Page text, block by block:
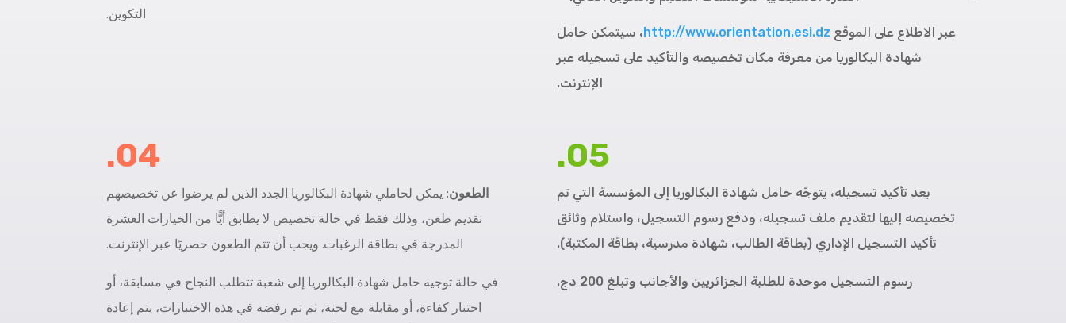
التكوين.
عبر الاطلاع على الموقع http://www.orientation.esi.dz ، سيتمكن حامل
شهادة البكالوريا من معرفة مكان تخصيصه والتأكيد على تسجيله عبر
الإنترنت.
04.
الطعون: يمكن لحاملي شهادة البكالوريا الجدد الذين لم يرضوا عن تخصيصهم
تقديم طعن، وذلك فقط في حالة تخصيص لا يطابق أيًّا من الخيارات العشرة
المدرجة في بطاقة الرغبات. ويجب أن تتم الطعون حصريًا عبر الإنترنت.
في حالة توجيه حامل شهادة البكالوريا إلى شعبة تتطلب النجاح في مسابقة، أو
اختبار كفاءة، أو مقابلة مع لجنة، ثم تم رفضه في هذه الاختبارات، يتم إعادة
05.
بعد تأكيد تسجيله، يتوجّه حامل شهادة البكالوريا إلى المؤسسة التي تم
تخصيصه إليها لتقديم ملف تسجيله، ودفع رسوم التسجيل، واستلام وثائق
تأكيد التسجيل الإداري (بطاقة الطالب، شهادة مدرسية، بطاقة المكتبة).
رسوم التسجيل موحدة للطلبة الجزائريين والأجانب وتبلغ 200 دج.